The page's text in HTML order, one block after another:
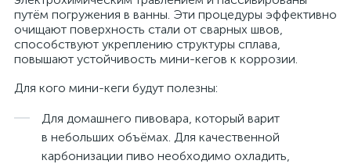
путём погружения в ванны. Эти процедуры эффективно
очищают поверхность стали от сварных швов,
способствуют укреплению структуры сплава,
повышают устойчивость мини-кегов к коррозии.
Для кого мини-кеги будут полезны:
Для домашнего пивовара, который варит
в небольших объёмах. Для качественной
карбонизации пиво необходимо охладить,